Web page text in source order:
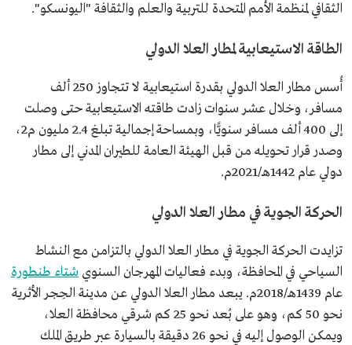
الثقافي لمنظمة الأمم المتحدة للتربية والعلم والثقافة "اليونسكو".
الطاقة الاستيعابية لمطار العلا الدولي
أُسس مطار العلا الدولي بقدرة استيعابية لا تتجاوز 250 ألف
مسافر، وخلال عشر سنوات زادت طاقته الاستيعابية حتى وصلت
إلى 400 ألف مسافر سنويًّا، وبمساحة إجمالية تبلغ 2.4 مليون م2،
وصدر قرار تحويله من قبل الهيئة العامة للطيران المدني إلى مطار
دولي عام 1442هـ/2021م.
الحركة الجوية في مطار العلا الدولي
تزايدت الحركة الجوية في مطار العلا الدولي بالتزامن مع النشاط
السياحي في المحافظة، وبدء فعاليات المهرجان السنوي شتاء طنطورة
عام 1439هـ/2018م. يبعد مطار العلا الدولي عن مدينة الحِجر الأثرية
نحو 50 كم، وهو على بُعد نحو 25 كم شرقي محافظة العلا،
ويمكن الوصول إليه في نحو 26 دقيقة بالسيارة عبر طريق الملك